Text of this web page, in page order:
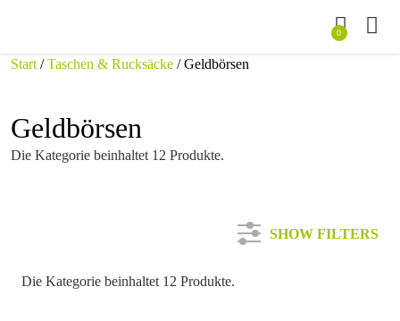
0
Start /Taschen & Rucksäcke / Geldbörsen
Geldbörsen
Die Kategorie beinhaltet 12 Produkte.
SHOW FILTERS
Die Kategorie beinhaltet 12 Produkte.